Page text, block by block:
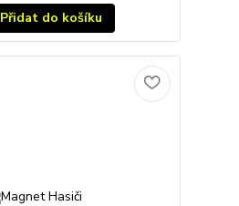
Přidat do košíku